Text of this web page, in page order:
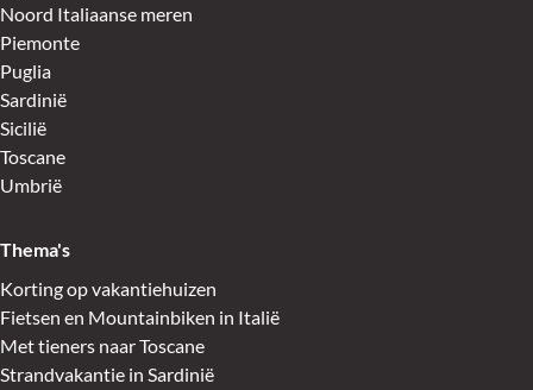
Noord Italiaanse meren
Piemonte
Puglia
Sardinië
Sicilië
Toscane
Umbrië
Thema's
Korting op vakantiehuizen
Fietsen en Mountainbiken in Italië
Met tieners naar Toscane
Strandvakantie in Sardinië